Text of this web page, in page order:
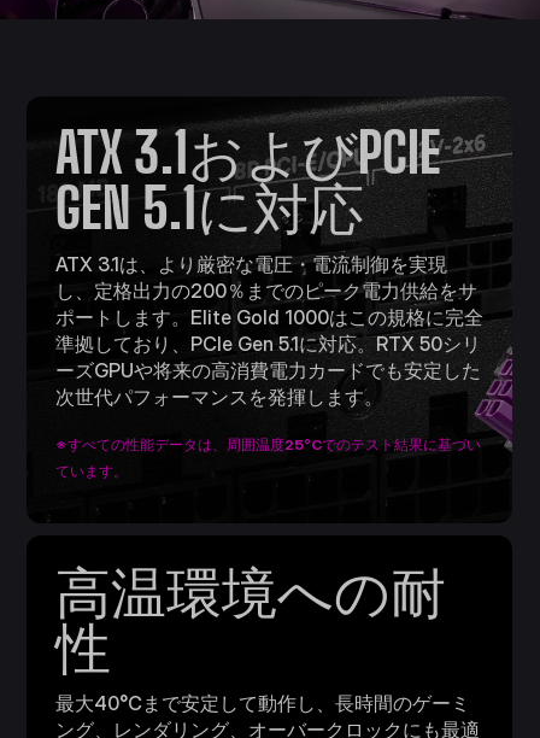
高温環境への耐
性
最大40°Cまで安定して動作し、長時間のゲーミ
ング、レンダリング、オーバークロックにも最適
ATX 3.1およびPCIE
GEN 5.1に対応
ATX 3.1は、より厳密な電圧・電流制御を実現
し、定格出力の200％までのピーク電力供給をサ
ポートします。Elite Gold 1000はこの規格に完全
準拠しており、PCIe Gen 5.1に対応。RTX 50シリ
ーズGPUや将来の高消費電力カードでも安定した
次世代パフォーマンスを発揮します。
※すべての性能データは、周囲温度25°Cでのテスト結果に基づい
ています。